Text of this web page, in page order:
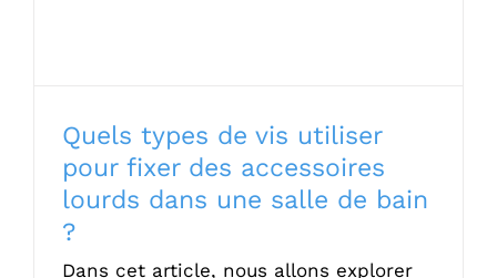
Quels types de vis utiliser
pour fixer des accessoires
lourds dans une salle de bain
?
Dans cet article, nous allons explorer